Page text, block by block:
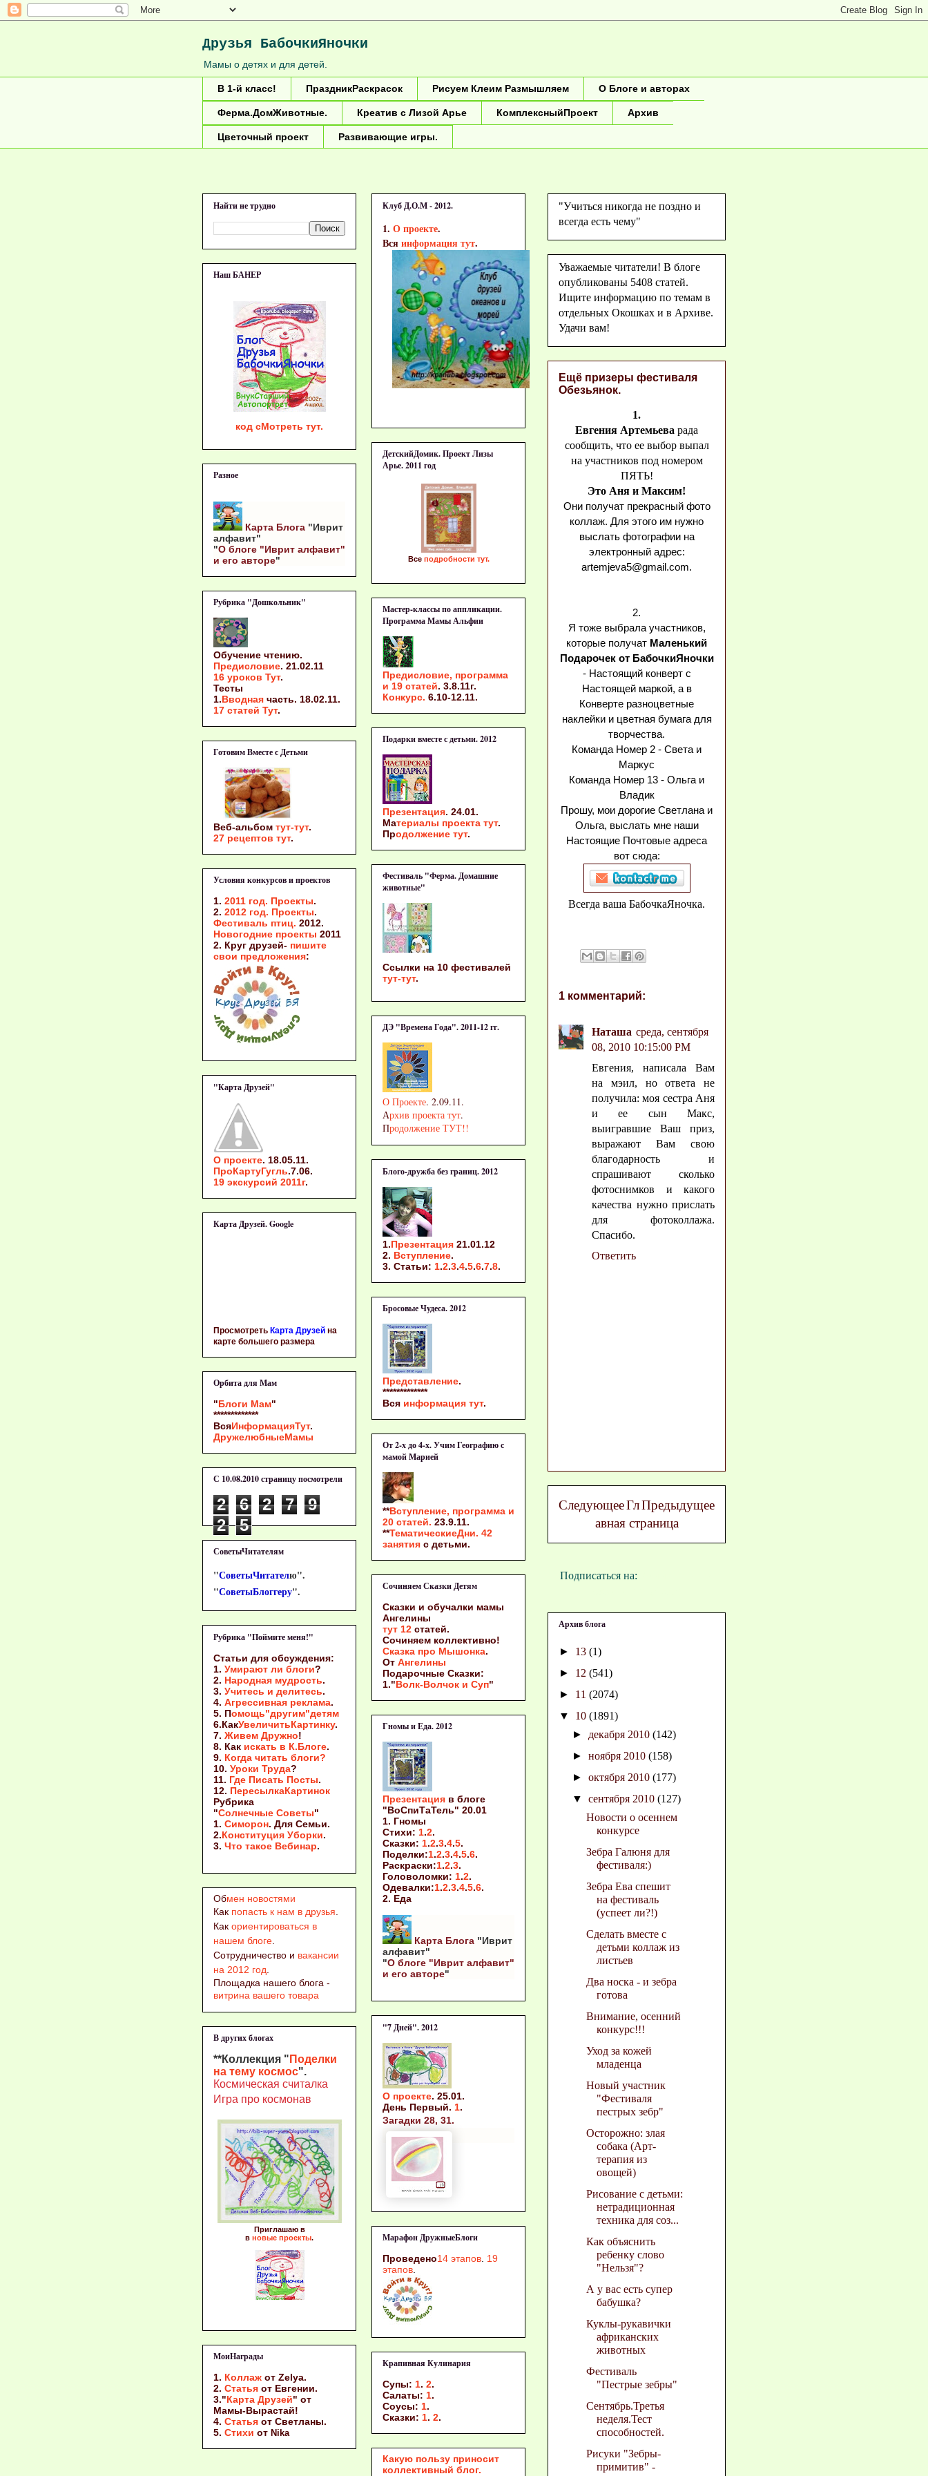
Друзья БабочкиЯночки
Мамы о детях и для детей.
В 1-й класс! ПраздникРаскрасок Рисуем Клеим Размышляем О Блоге и авторах
Ферма.ДомЖивотные. Креатив с Лизой Арье КомплексныйПроект Архив
Цветочный проект Развивающие игры.
"Учиться никогда не поздно и
всегда есть чему"
Уважаемые читатели! В блоге
опубликованы 5408 статей.
Ищите информацию по темам в
отдельных Окошках и в Архиве.
Удачи вам!
Ещё призеры фестиваля
Обезьянок.
1.
Евгения Артемьева рада
сообщить, что ее выбор выпал
на участников под номером
ПЯТЬ!
Это Аня и Максим!
Они получат прекрасный фото
коллаж. Для этого им нужно
выслать фотографии на
электронный адрес:
artemjeva5@gmail.com.
2.
Я тоже выбрала участников,
которые получат Маленький
Подарочек от БабочкиЯночки
- Настоящий конверт с
Настоящей маркой, а в
Конверте разноцветные
наклейки и цветная бумага для
творчества.
Команда Номер 2 - Света и
Маркус
Команда Номер 13 - Ольга и
Владик
Прошу, мои дорогие Светлана и
Ольга, выслать мне наши
Настоящие Почтовые адреса
вот сюда:
Всегда ваша БабочкаЯночка.
1 комментарий:
Наташа среда, сентября
08, 2010 10:15:00 PM
Евгения, написала Вам
на мэил, но ответа не
получила: моя сестра Аня
и ее сын Макс,
выигравшие Ваш приз,
выражают Вам свою
благодарность и
спрашивают сколько
фотоснимков и какого
качества нужно прислать
для фотоколлажа.
Спасибо.
Ответить
Следующее Предыдущее
Гл
авная страница
Подписаться на:
Архив блога
► 13 (1)
► 12 (541)
► 11 (2074)
▼ 10 (1891)
► декабря 2010(142)
►ноября 2010(158)
►октября 2010(177)
▼сентября 2010(127)
Новости о осеннем
конкурсе
Зебра Галюня для
фестиваля:)
Зебра Ева спешит
на фестиваль
(успеет ли?!)
Сделать вместе с
детьми коллаж из
листьев
Два носка - и зебра
готова
Внимание, осенний
конкурс!!!
Уход за кожей
младенца
Новый участник
"Фестиваля
пестрых зебр"
Осторожно: злая
собака (Арт-
терапия из
овощей)
Рисование с детьми:
нетрадиционная
техника для соз...
Как объяснить
ребенку слово
"Нельзя"?
А у вас есть супер
бабушка?
Куклы-рукавички
африканских
животных
Фестиваль
"Пестрые зебры"
Сентябрь.Третья
неделя.Тест
способностей.
Рисуки "Зебры-
примитив" -
Найти не трудно
Наш БАНЕР
код сМотреть тут.
Разное
Карта Блога "Иврит
алфавит"
"О блоге "Иврит алфавит"
и его авторе"
Рубрика "Дошкольник"
Обучение чтению.
Предисловие. 21.02.11
16 уроков Тут.
Тесты
1.Вводная часть. 18.02.11.
17 статей Тут.
Готовим Вместе с Детьми
Веб-альбом тут-тут.
27 рецептов тут.
Условия конкурсов и проектов
1. 2011 год. Проекты.
2. 2012 год. Проекты.
Фестиваль птиц. 2012.
Новогодние проекты 2011
2. Круг друзей- пишите
свои предложения:
"Карта Друзей"
О проекте. 18.05.11.
ПроКартуГугль.7.06.
19 экскурсий 2011г.
Карта Друзей. Google
Просмотреть Карта Друзей на
карте большего размера
Орбита для Мам
"Блоги Мам"
*************
ВсяИнформацияТут.
ДружелюбныеМамы
С 10.08.2010 страницу посмотрели
2 6 2 7
9
2
5
СоветыЧитателям
"СоветыЧитателю".
"СоветыБлоггеру".
Рубрика "Поймите меня!"
Статьи для обсуждения:
1. Умирают ли блоги?
2. Народная мудрость.
3. Учитесь и делитесь.
4. Агрессивная реклама.
5. Помощь"другим"детям
6.КакУвеличитьКартинку.
7. Живем Дружно!
8. Как искать в К.Блоге.
9. Когда читать блоги?
10. Уроки Труда?
11. Где Писать Посты.
12. ПересылкаКартинок
Рубрика
"Солнечные Советы"
1. Симорон. Для Семьи.
2.Конституция Уборки.
3. Что такое Вебинар.
Обмен новостями
Как попасть к нам в друзья
Как ориентироваться в
нашем блоге
Сотрудничество и вакансии
на 2012 год
Площадка нашего блога -
витрина вашего товара
В других блогах
**Коллекция " Поделки
на тему космос".
Космическая считалка
Игра про космонав
Приглашаю в
в новые проекты.
МоиНаграды
1. Коллаж от Zelya.
2. Статья от Евгении.
3."Карта Друзей" от
Мамы-Вырастай!
4. Статья от Светланы.
5. Стихи от Nika
Клуб Д.О.М - 2012.
1. О проекте.
Всяинформация тут.
ДетскийДомик. Проект Лизы
Арье. 2011 год
Все подробности тут.
Мастер-классы по аппликации.
Программа Мамы Альфии
Предисловие, программа
и 19 статей. 3.8.11г.
Конкурс. 6.10-12.11.
Подарки вместе с детьми. 2012
Презентация. 24.01.
Материалы проекта тут.
Продолжение тут.
Фестиваль "Ферма. Домашние
животные"
Ссылки на 10 фестивалей
тут-тут.
ДЭ "Времена Года". 2011-12 гг.
О Проекте. 2.09.11.
Архив проекта тут.
Продолжение ТУТ!!
Блого-дружба без границ. 2012
1.Презентация 21.01.12
2. Вступление.
3. Статьи: 1.2.3.4.5.6.7.8.
Бросовые Чудеса. 2012
Представление.
*************
Вся информация тут.
От 2-х до 4-х. Учим Географию с
мамой Марией
**Вступление, программа и
20 статей. 23.9.11.
**ТематическиеДни. 42
занятия с детьми.
Сочиняем Сказки Детям
Сказки и обучалки мамы
Ангелины
тут 12 статей.
Сочиняем коллективно!
Сказка про Мышонка.
От Ангелины
Подарочные Сказки:
1."Волк-Волчок и Суп"
Гномы и Еда. 2012
Презентация в блоге
"ВоСпиТаТель" 20.01
1. Гномы
Стихи: 1.2.
Сказки: 1.2.3.4.5.
Поделки:1.2.3.4.5.6.
Раскраски:1.2.3.
Головоломки: 1.2.
Одевалки:1.2.3.4.5.6.
2. Еда
Карта Блога "Иврит
алфавит"
"О блоге "Иврит алфавит"
и его авторе"
"7 Дней". 2012
О проекте. 25.01.
День Первый. 1.
Загадки 28, 31.
Марафон ДружныеБлоги
Проведено14 этапов 19
этапов
Крапивная Кулинария
Супы: 1. 2.
Салаты: 1.
Соусы: 1.
Сказки: 1. 2.
Какую пользу приносит
коллективный блог.